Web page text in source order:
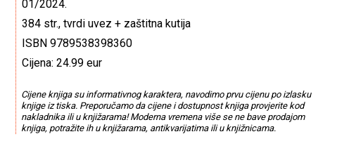
01/2024.
384 str., tvrdi uvez + zaštitna kutija
ISBN 9789538398360
Cijena: 24.99 eur
Cijene knjiga su informativnog karaktera, navodimo prvu cijenu po izlasku
knjige iz tiska. Preporučamo da cijene i dostupnost knjiga provjerite kod
nakladnika ili u knjižarama! Moderna vremena više se ne bave prodajom
knjiga, potražite ih u knjižarama, antikvarijatima ili u knjižnicama.